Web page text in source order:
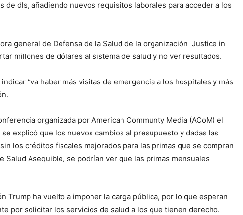
de dls, añadiendo nuevos requisitos laborales para acceder a los
general de Defensa de la Salud de la organización Justice in
millones de dólares al sistema de salud y no ver resultados.
“va haber más visitas de emergencia a los hospitales y más
organizada por American Communty Media (ACoM) el
explicó que los nuevos cambios al presupuesto y dadas las
los créditos fiscales mejorados para las primas que se compran
Salud Asequible, se podrían ver que las primas mensuales
Trump ha vuelto a imponer la carga pública, por lo que esperan
por solicitar los servicios de salud a los que tienen derecho.